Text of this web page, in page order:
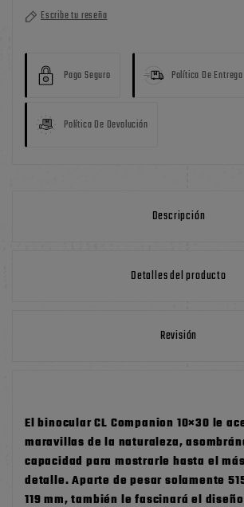
Escribe tu reseña
Pago Seguro Política De Entrega
Política De Devolución
Descripción
Detalles del producto
Revisión
El binocular CL Companion 10×30 le
maravillas de la naturaleza,
capacidad para mostrarle hasta el
detalle. Aparte de pesar solamente
119 mm, también le fascinará el